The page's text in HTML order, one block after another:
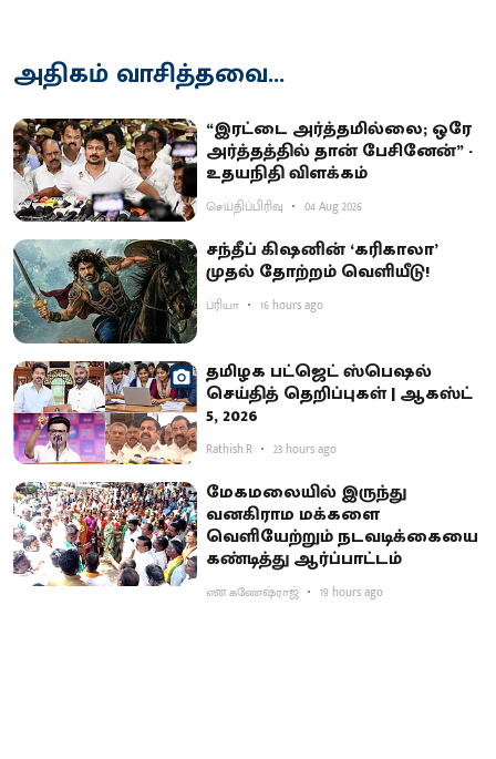
அதிகம் வாசித்தவை...
“இரட்டை அர்த்தமில்லை; ஒரே
அர்த்தத்தில் தான் பேசினேன்” -
உதயநிதி விளக்கம்
செய்திப்பிரிவு 04 Aug 2026
சந்தீப் கிஷனின் ‘கரிகாலா’
முதல் தோற்றம் வெளியீடு!
ப்ரியா 16 hours ago
தமிழக பட்ஜெட் ஸ்பெஷல்
செய்தித் தெறிப்புகள் | ஆகஸ்ட்
5, 2026
Rathish.R 23 hours ago
மேகமலையில் இருந்து
வனகிராம மக்களை
வெளியேற்றும் நடவடிக்கையை
கண்டித்து ஆர்ப்பாட்டம்
என்.கணேஷ்ராஜ் 19 hours ago